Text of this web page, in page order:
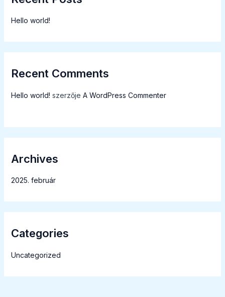
Hello world!
Recent Comments
Hello world! szerzője A WordPress Commenter
Archives
2025. február
Categories
Uncategorized